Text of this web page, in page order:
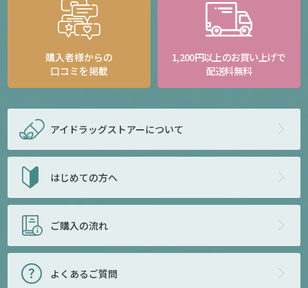
購入者様からの
口コミを掲載
1,200円以上のお買い上げで
配送料無料
アイドラッグストアーについて
はじめての方へ
ご購入の流れ
よくあるご質問